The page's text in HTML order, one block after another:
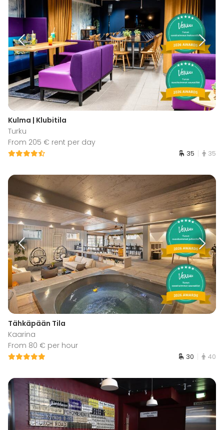
Kulma | Klubitila
Turku
From 205 € rent per day
35 35
Tähkäpään Tila
Kaarina
From 80 € per hour
30 40